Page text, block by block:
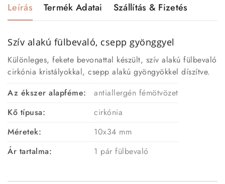
Leírás Termék Adatai Szállítás & Fizetés
Szív alakú fülbevaló, csepp gyönggyel
Különleges, fekete bevonattal készült, szív alakú fülbevaló
cirkónia kristályokkal, csepp alakú gyöngyökkel díszítve.
Az ékszer alapféme:
antiallergén fémötvözet
Kő típusa:
cirkónia
Méretek:
10x34 mm
Ár tartalma:
1 pár fülbevaló